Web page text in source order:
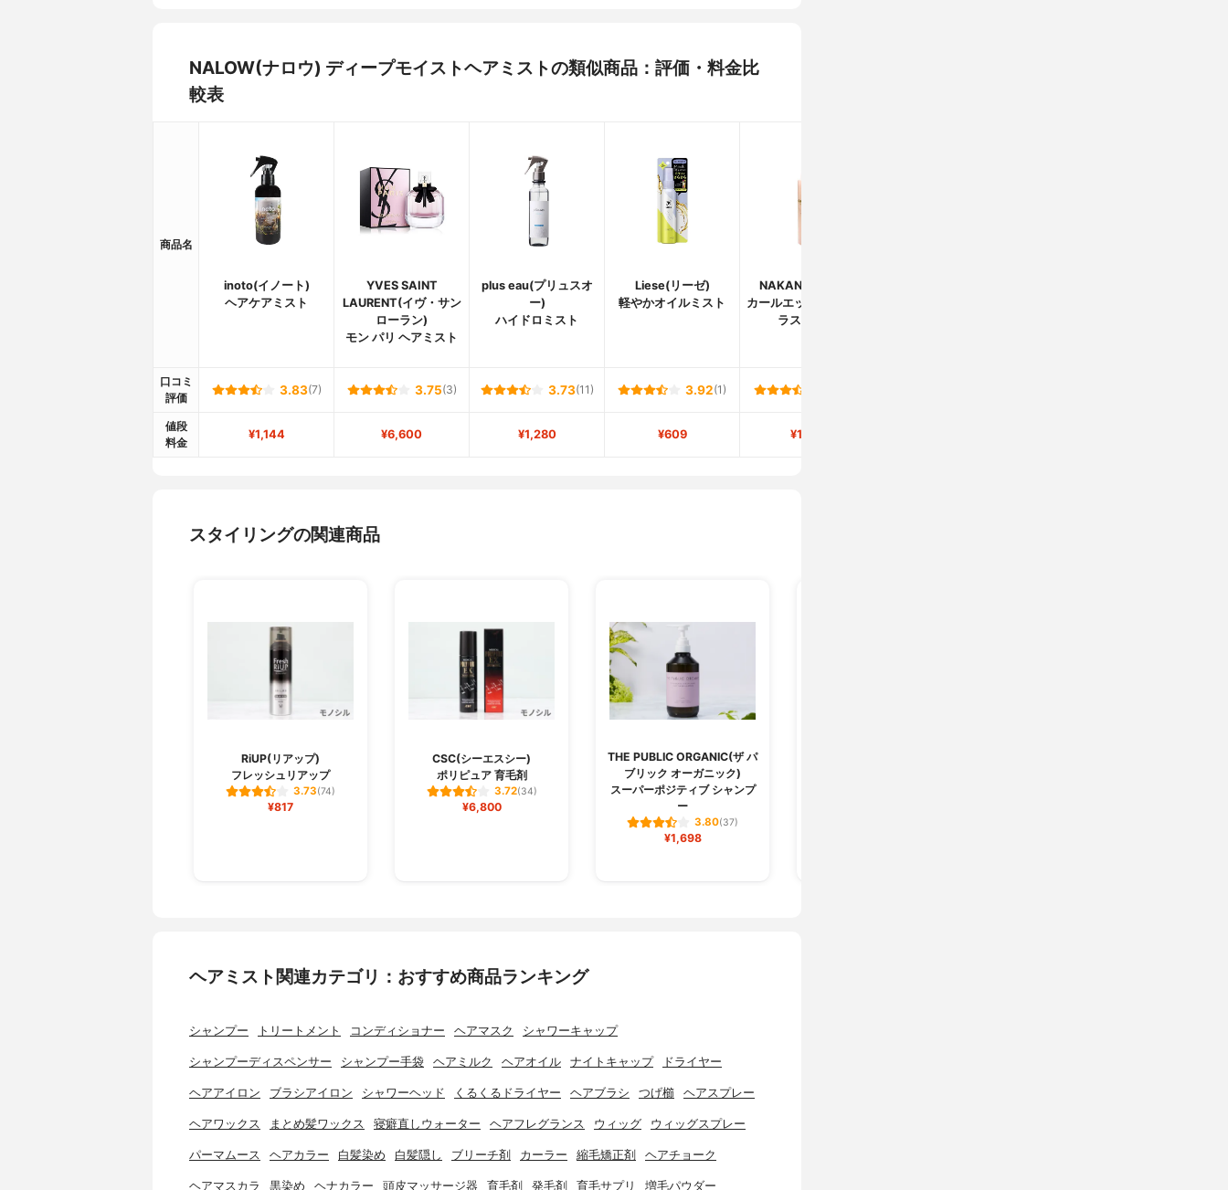
NALOW(ナロウ) ディープモイストヘアミストの類似商品：評価・料金比
較表
商品名
inoto(イノート)
ヘアケアミスト
YVES SAINT
LAURENT(イヴ・サン
ローラン)
モン パリ ヘアミスト
plus eau(プリュスオ
ー)
ハイドロミスト
Liese(リーゼ)
軽やかオイルミスト
NAKANO(ナカノ)
カールエックス グラマ
ラスカール
口コミ
評価
3.83(7) 3.75(3) 3.73(11) 3.92(1)
値段
料金
¥1,144 ¥6,600 ¥1,280 ¥609 ¥1,155
スタイリングの関連商品
RiUP(リアップ)
フレッシュリアップ
3.73(74)
¥817
CSC(シーエスシー)
ポリピュア 育毛剤
3.72(34)
¥6,800
THE PUBLIC ORGANIC(ザ パ
ブリック オーガニック)
スーパーポジティブ シャンプ
ー
3.80(37)
¥1,698
ヘアミスト関連カテゴリ：おすすめ商品ランキング
シャンプー トリートメント コンディショナー ヘアマスク シャワーキャップ
シャンプーディスペンサー シャンプー手袋 ヘアミルク ヘアオイル ナイトキャップ ドライヤー
ヘアアイロン ブラシアイロン シャワーヘッド くるくるドライヤー ヘアブラシ つげ櫛 ヘアスプレー
ヘアワックス まとめ髪ワックス 寝癖直しウォーター ヘアフレグランス ウィッグ ウィッグスプレー
パーマムース ヘアカラー 白髪染め 白髪隠し ブリーチ剤 カーラー 縮毛矯正剤 ヘアチョーク
ヘアマスカラ 黒染め ヘナカラー 頭皮マッサージ器 育毛剤 発毛剤 育毛サプリ 増毛パウダー